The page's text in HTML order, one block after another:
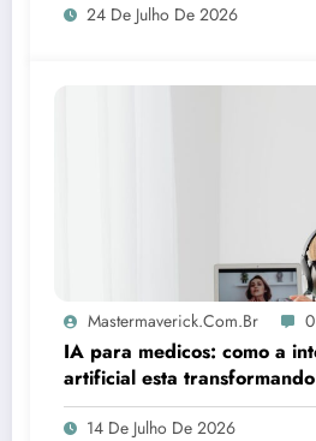
24 De Julho De 2026
Mastermaverick.com.br 0
IA para medicos: como a
artificial esta
clinica
14 De Julho De 2026